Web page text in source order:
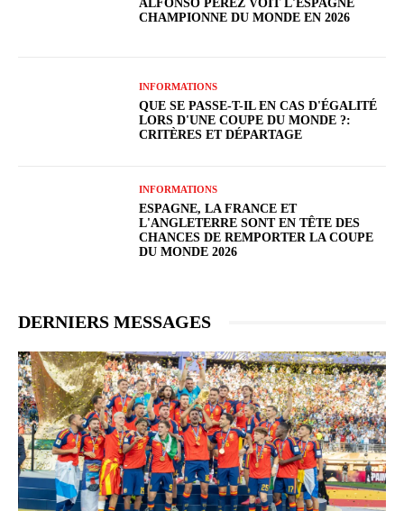
ALFONSO PÉREZ VOIT L'ESPAGNE
CHAMPIONNE DU MONDE EN 2026
INFORMATIONS
QUE SE PASSE-T-IL EN CAS D'ÉGALITÉ
LORS D'UNE COUPE DU MONDE ?:
CRITÈRES ET DÉPARTAGE
INFORMATIONS
ESPAGNE, LA FRANCE ET
L'ANGLETERRE SONT EN TÊTE DES
CHANCES DE REMPORTER LA COUPE
DU MONDE 2026
DERNIERS MESSAGES